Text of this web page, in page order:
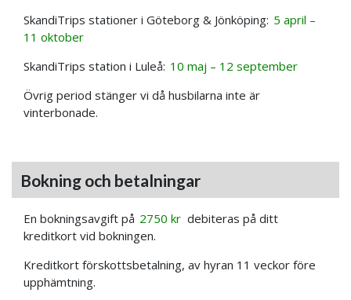
SkandiTrips stationer i Göteborg & Jönköping: 5 april –
11 oktober
SkandiTrips station i Luleå: 10 maj – 12 september
Övrig period stänger vi då husbilarna inte är
vinterbonade.
Bokning och betalningar
En bokningsavgift på 2750 kr debiteras på ditt
kreditkort vid bokningen.
Kreditkort förskottsbetalning, av hyran 11 veckor före
upphämtning.